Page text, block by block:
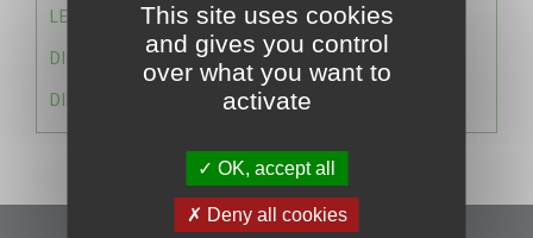
LE CABINET DU MAIRE
DIRECTION DES RESSOURCES ET MOYENS
DIRECTION DU DEVELLOPPEMENT URBAIN DURABL
This site uses cookies
and gives you control
over what you want to
activate
OK, accept all
Deny all cookies